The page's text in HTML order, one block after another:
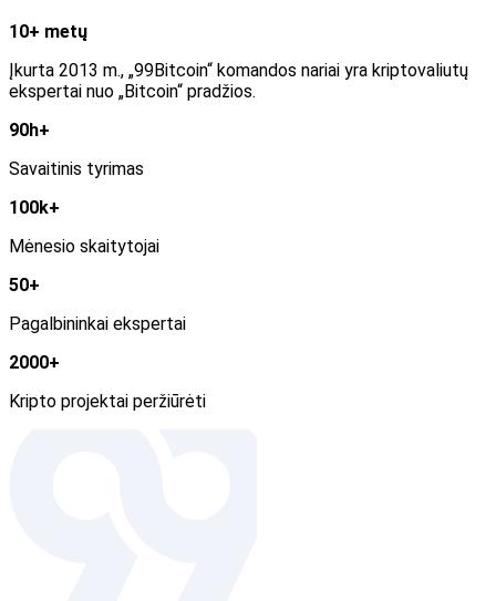
10+ metų
Įkurta 2013 m., „99Bitcoin“ komandos nariai yra kriptovaliutų
ekspertai nuo „Bitcoin“ pradžios.
90h+
Savaitinis tyrimas
100k+
Mėnesio skaitytojai
50+
Pagalbininkai ekspertai
2000+
Kripto projektai peržiūrėti